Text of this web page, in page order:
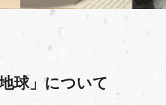
球」について